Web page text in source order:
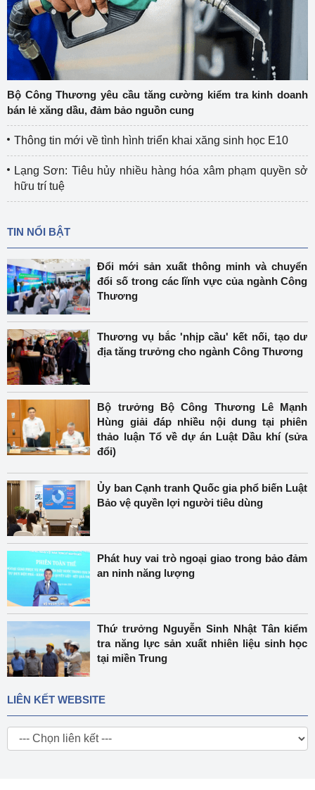
Bộ Công Thương yêu cầu tăng cường kiểm tra kinh doanh
bán lẻ xăng dầu, đảm bảo nguồn cung
Thông tin mới về tình hình triển khai xăng sinh học E10
Lạng Sơn: Tiêu hủy nhiều hàng hóa xâm phạm quyền sở
hữu trí tuệ
TIN NỔI BẬT
Đổi mới sản xuất thông minh và chuyển
đổi số trong các lĩnh vực của ngành Công
Thương
Thương vụ bắc 'nhịp cầu' kết nối, tạo dư
địa tăng trưởng cho ngành Công Thương
Bộ trưởng Bộ Công Thương Lê Mạnh
Hùng giải đáp nhiều nội dung tại phiên
thảo luận Tổ về dự án Luật Dầu khí (sửa
đổi)
Ủy ban Cạnh tranh Quốc gia phổ biến Luật
Bảo vệ quyền lợi người tiêu dùng
Phát huy vai trò ngoại giao trong bảo đảm
an ninh năng lượng
Thứ trưởng Nguyễn Sinh Nhật Tân kiểm
tra năng lực sản xuất nhiên liệu sinh học
tại miền Trung
LIÊN KẾT WEBSITE